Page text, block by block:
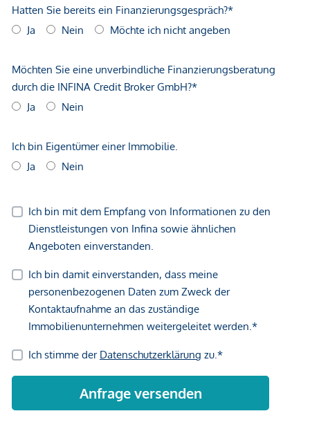
gemachten Angaben und Informationen lediglich
unverbindliche Vorabinformationen sind und daher ohne